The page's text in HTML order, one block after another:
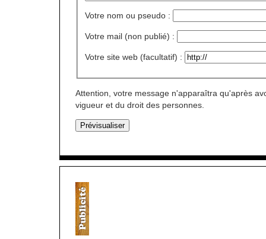
Votre nom ou pseudo :
Votre mail (non publié) :
Votre site web (facultatif) :
Attention, votre message n'apparaîtra qu'après
vigueur et du droit des personnes.